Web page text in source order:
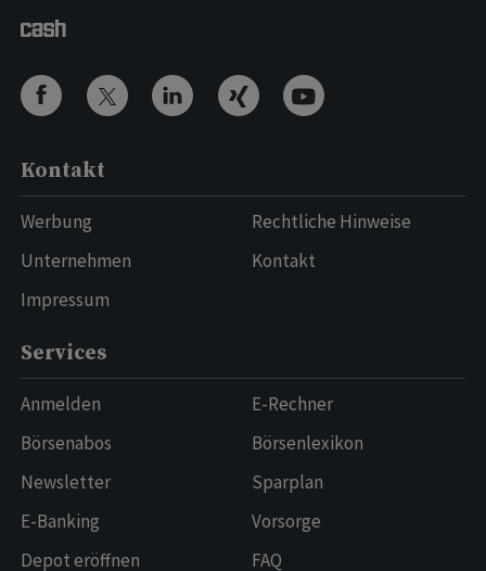
Kontakt
Werbung
Unternehmen
Impressum
Rechtliche Hinweise
Kontakt
Services
Anmelden
Börsenabos
Newsletter
E-Banking
Depot eröffnen
E-Rechner
Börsenlexikon
Sparplan
Vorsorge
FAQ